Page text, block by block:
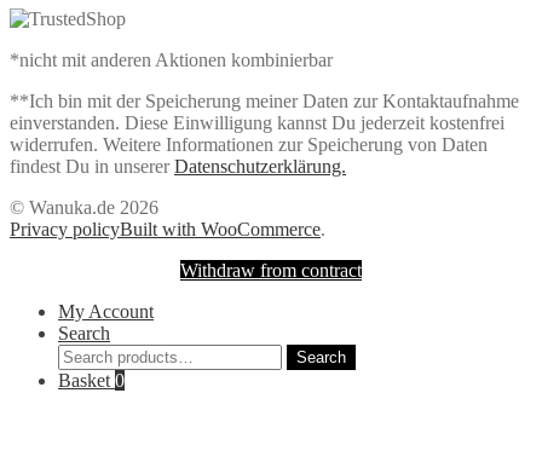
*nicht mit anderen Aktionen kombinierbar
**Ich bin mit der Speicherung meiner Daten zur Kontaktaufnahme
einverstanden. Diese Einwilligung kannst Du jederzeit kostenfrei
widerrufen. Weitere Informationen zur Speicherung von Daten
findest Du in unsererDatenschutzerklärung.
© Wanuka.de 2026
Privacy policyBuilt with WooCommerce.
Withdraw from contract
My Account
Search
Search
for:
Search
Basket 0